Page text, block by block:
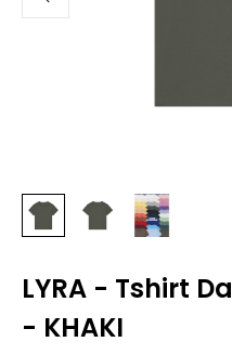
LYRA - Tshirt
- KHAKI